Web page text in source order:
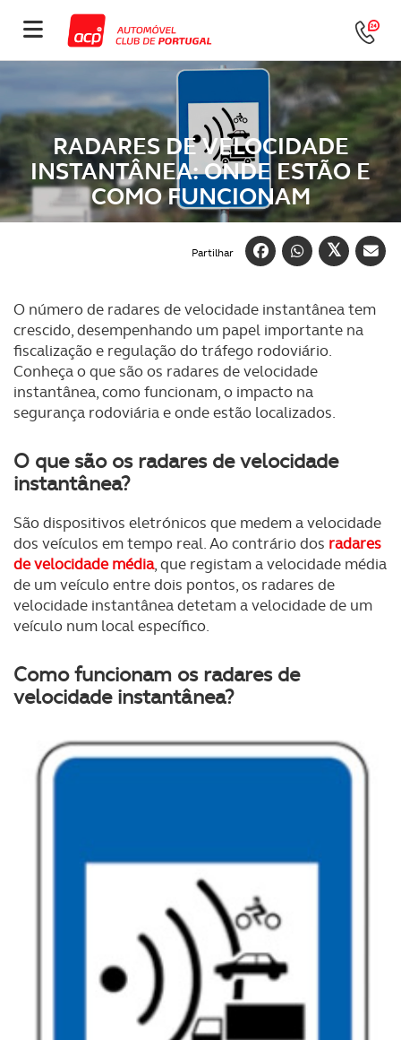
RADARES DE VELOCIDADE
INSTANTÂNEA: ONDE ESTÃO E
COMO FUNCIONAM
Partilhar
O número de radares de velocidade instantânea tem
crescido, desempenhando um papel importante na
fiscalização e regulação do tráfego rodoviário.
Conheça o que são os radares de velocidade
instantânea, como funcionam, o impacto na
segurança rodoviária e onde estão localizados.
O que são os radares de velocidade
instantânea?
São dispositivos eletrónicos que medem a velocidade
dos veículos em tempo real. Ao contrário dos radares
de velocidade média, que registam a velocidade média
de um veículo entre dois pontos, os radares de
velocidade instantânea detetam a velocidade de um
veículo num local específico.
Como funcionam os radares de
velocidade instantânea?